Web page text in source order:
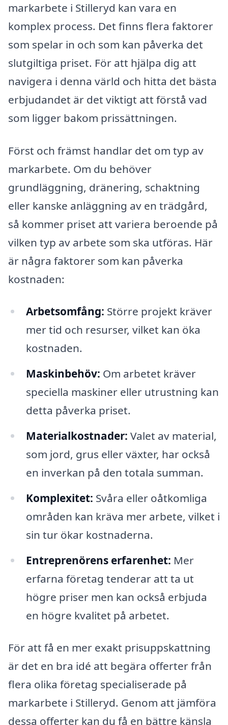
markarbete i Stilleryd kan vara en
komplex process. Det finns flera faktorer
som spelar in och som kan påverka det
slutgiltiga priset. För att hjälpa dig att
navigera i denna värld och hitta det bästa
erbjudandet är det viktigt att förstå vad
som ligger bakom prissättningen.
Först och främst handlar det om typ av
markarbete. Om du behöver
grundläggning, dränering, schaktning
eller kanske anläggning av en trädgård,
så kommer priset att variera beroende på
vilken typ av arbete som ska utföras. Här
är några faktorer som kan påverka
kostnaden:
Arbetsomfång: Större projekt kräver
mer tid och resurser, vilket kan öka
kostnaden.
Maskinbehöv: Om arbetet kräver
speciella maskiner eller utrustning kan
detta påverka priset.
Materialkostnader: Valet av material,
som jord, grus eller växter, har också
en inverkan på den totala summan.
Komplexitet: Svåra eller oåtkomliga
områden kan kräva mer arbete, vilket i
sin tur ökar kostnaderna.
Entreprenörens erfarenhet: Mer
erfarna företag tenderar att ta ut
högre priser men kan också erbjuda
en högre kvalitet på arbetet.
För att få en mer exakt prisuppskattning
är det en bra idé att begära offerter från
flera olika företag specialiserade på
markarbete i Stilleryd. Genom att jämföra
dessa offerter kan du få en bättre känsla